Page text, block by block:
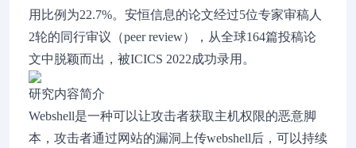
用比例为22.7%。安恒信息的论文经过5位专家审稿人
2轮的同行审议（peer review），从全球164篇投稿论
文中脱颖而出，被ICICS 2022成功录用。
研究内容简介
Webshell是一种可以让攻击者获取主机权限的恶意脚
本，攻击者通过网站的漏洞上传webshell后，可以持续